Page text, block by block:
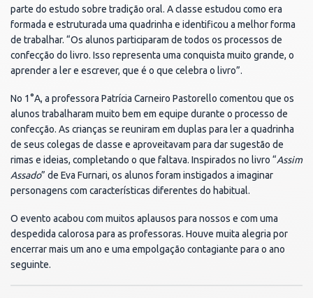
parte do estudo sobre tradição oral. A classe estudou como era
formada e estruturada uma quadrinha e identificou a melhor forma
de trabalhar. “Os alunos participaram de todos os processos de
confecção do livro. Isso representa uma conquista muito grande, o
aprender a ler e escrever, que é o que celebra o livro”.
No 1°A, a professora Patrícia Carneiro Pastorello comentou que os
alunos trabalharam muito bem em equipe durante o processo de
confecção. As crianças se reuniram em duplas para ler a quadrinha
de seus colegas de classe e aproveitavam para dar sugestão de
rimas e ideias, completando o que faltava. Inspirados no livro “Assim
Assado” de Eva Furnari, os alunos foram instigados a imaginar
personagens com características diferentes do habitual.
O evento acabou com muitos aplausos para nossos e com uma
despedida calorosa para as professoras. Houve muita alegria por
encerrar mais um ano e uma empolgação contagiante para o ano
seguinte.